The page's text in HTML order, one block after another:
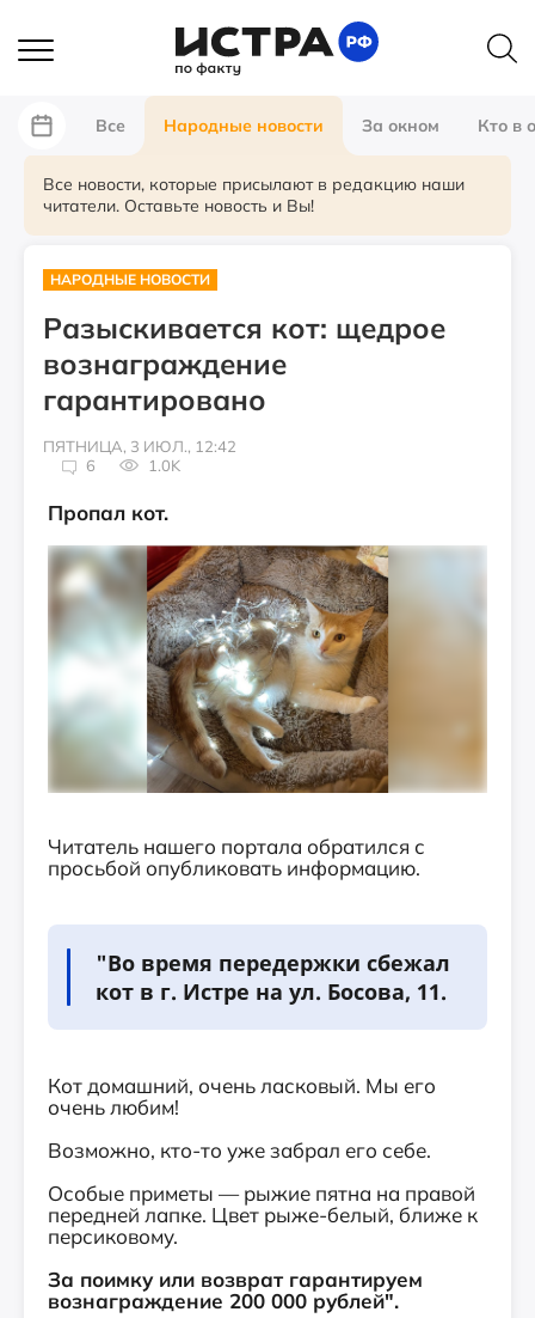
Все Народные новости За окном Кто в
Все новости, которые присылают в редакцию наши
читатели. Оставьте новость и Вы!
НАРОДНЫЕ НОВОСТИ
Разыскивается кот: щедрое
вознаграждение
гарантировано
ПЯТНИЦА, 3 ИЮЛ., 12:42
6
1.0K
Пропал кот.
Читатель нашего портала обратился с
просьбой опубликовать информацию.
"Во время передержки сбежал
кот в г. Истре на ул. Босова, 11.
Кот домашний, очень ласковый. Мы его
очень любим!
Возможно, кто-то уже забрал его себе.
Особые приметы — рыжие пятна на правой
передней лапке. Цвет рыже-белый, ближе к
персиковому.
За поимку или возврат гарантируем
вознаграждение 200 000 рублей".